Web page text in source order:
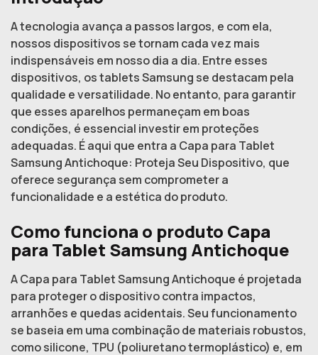
A tecnologia avança a passos largos, e com ela,
nossos dispositivos se tornam cada vez mais
indispensáveis em nosso dia a dia. Entre esses
dispositivos, os tablets Samsung se destacam pela
qualidade e versatilidade. No entanto, para garantir
que esses aparelhos permaneçam em boas
condições, é essencial investir em proteções
adequadas. É aqui que entra a Capa para Tablet
Samsung Antichoque: Proteja Seu Dispositivo, que
oferece segurança sem comprometer a
funcionalidade e a estética do produto.
Como funciona o produto Capa
para Tablet Samsung Antichoque
A Capa para Tablet Samsung Antichoque é projetada
para proteger o dispositivo contra impactos,
arranhões e quedas acidentais. Seu funcionamento
se baseia em uma combinação de materiais robustos,
como silicone, TPU (poliuretano termoplástico) e, em